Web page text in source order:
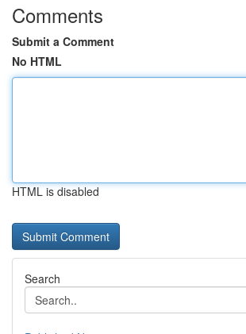
Comments
Submit a Comment
No HTML
HTML is disabled
Search